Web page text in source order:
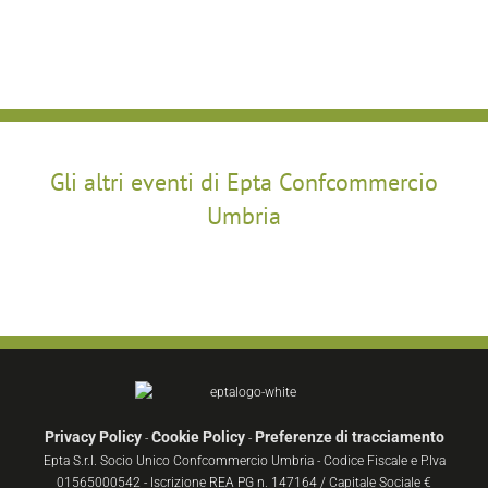
Gli altri eventi di Epta Confcommercio
Umbria
Privacy Policy- Cookie Policy- Preferenze di tracciamento
Epta S.r.l. Socio Unico Confcommercio Umbria - Codice Fiscale e P.Iva
01565000542 - Iscrizione REA PG n. 147164 / Capitale Sociale €